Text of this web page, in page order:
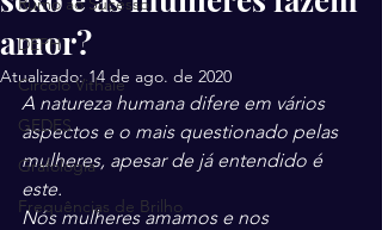
DEPH
Circolo Vithale
GEDES
Grafologia
Frequências de Brilho
amor?
Atualizado:14 de ago. de 2020
A natureza humana difere em vários
aspectos e o mais questionado pelas
mulheres, apesar de já entendido é
este.
Nós mulheres amamos e nos